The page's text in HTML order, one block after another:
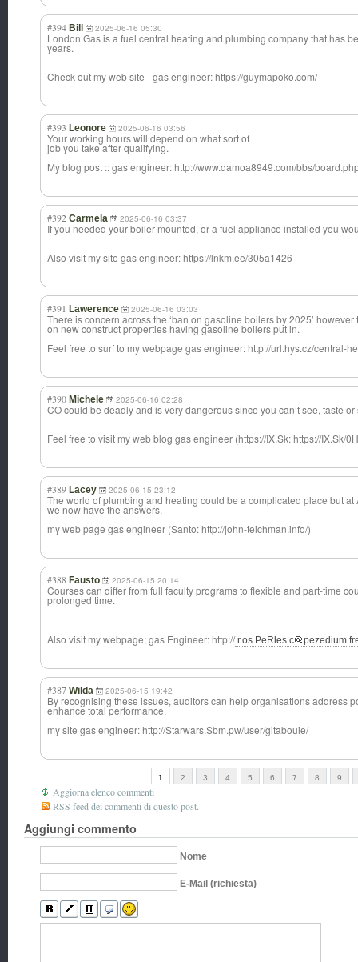
#394 Bill 2025-06-16 05:30
London Gas is a fuel central heating and plumbing company that has
years.
Check out my web site - gas engineer: https://guymapoko.com/
#393 Leonore 2025-06-16 03:56
Your working hours will depend on what sort of
job you take after qualifying.
My blog post :: gas engineer: http://www.damoa8949.com/bbs/
#392 Carmela 2025-06-16 03:37
If you needed your boiler mounted, or a fuel appliance installed you
Also visit my site gas engineer: https://lnkm.ee/305a1426
#391 Lawerence 2025-06-16 03:03
There is concern across the ‘ban on gasoline boilers by 2025’ however
on new construct properties having gasoline boilers put in.
Feel free to surf to my webpage gas engineer: http://url.hys.cz/central-
#390 Michele 2025-06-16 02:28
CO could be deadly and is very dangerous since you can’t see, taste or
Feel free to visit my web blog gas engineer (https://IX.Sk: https://IX.Sk/
#389 Lacey 2025-06-15 23:12
The world of plumbing and heating could be a complicated place but at
we now have the answers.
my web page gas engineer (Santo: http://john-teichman.info/)
#388 Fausto 2025-06-15 20:14
Courses can differ from full faculty programs to flexible and part-time
prolonged time.
Also visit my webpage; gas Engineer: http://.r.os.PeRles.c
#387 Wilda 2025-06-15 19:42
By recognising these issues, auditors can help organisations address
enhance total performance.
my site gas engineer: http://Starwars.Sbm.pw/user/gitabouie/
1 2 3 4 5 6 7 8 9
Aggiorna elenco commenti
RSS feed dei commenti di questo post.
Aggiungi commento
Nome
E-Mail (richiesta)